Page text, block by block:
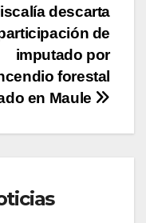
descarta
de
imputado por
forestal
en Maule